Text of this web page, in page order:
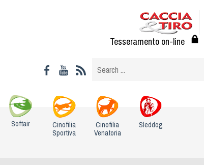
Tesseramento on-line
Softair
Cinofilia
Sportiva
Cinofilia
Venatoria
Sleddog